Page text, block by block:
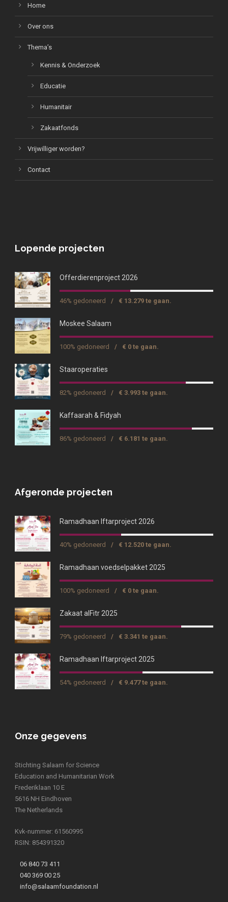
Home
Over ons
Thema’s
Kennis & Onderzoek
Educatie
Humanitair
Zakaatfonds
Vrijwilliger worden?
Contact
Lopende projecten
Offerdierenproject 2026
46% gedoneerd / € 13.279 te gaan.
Moskee Salaam
100% gedoneerd / € 0 te gaan.
Staaroperaties
82% gedoneerd / € 3.993 te gaan.
Kaffaarah & Fidyah
86% gedoneerd / € 6.181 te gaan.
Afgeronde projecten
Ramadhaan Iftarproject 2026
40% gedoneerd / € 12.520 te gaan.
Ramadhaan voedselpakket 2025
100% gedoneerd / € 0 te gaan.
Zakaat alFitr 2025
79% gedoneerd / € 3.341 te gaan.
Ramadhaan Iftarproject 2025
54% gedoneerd / € 9.477 te gaan.
Onze gegevens
Stichting Salaam for Science
Education and Humanitarian Work
Frederiklaan 10 E
5616 NH Eindhoven
The Netherlands
Kvk-nummer: 61560995
RSIN: 854391320
06 840 73 411
040 369 00 25
info@salaamfoundation.nl